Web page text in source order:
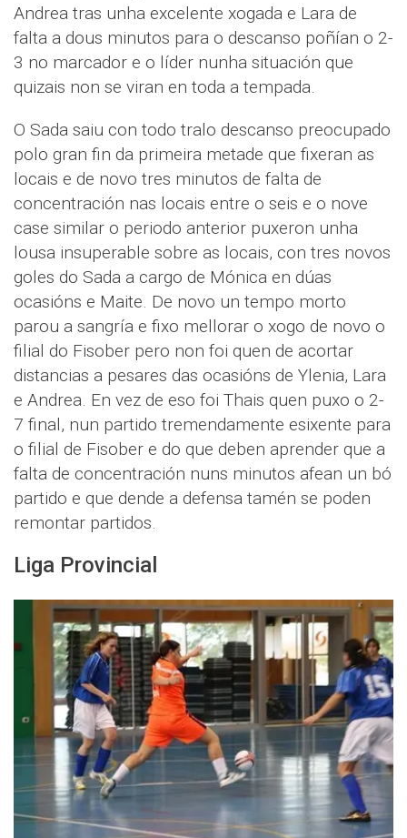
Andrea tras unha excelente xogada e Lara de
falta a dous minutos para o descanso poñían o 2-
3 no marcador e o líder nunha situación que
quizais non se viran en toda a tempada.
O Sada saiu con todo tralo descanso preocupado
polo gran fin da primeira metade que fixeran as
locais e de novo tres minutos de falta de
concentración nas locais entre o seis e o nove
case similar o periodo anterior puxeron unha
lousa insuperable sobre as locais, con tres novos
goles do Sada a cargo de Mónica en dúas
ocasións e Maite. De novo un tempo morto
parou a sangría e fixo mellorar o xogo de novo o
filial do Fisober pero non foi quen de acortar
distancias a pesares das ocasións de Ylenia, Lara
e Andrea. En vez de eso foi Thais quen puxo o 2-
7 final, nun partido tremendamente esixente para
o filial de Fisober e do que deben aprender que a
falta de concentración nuns minutos afean un bó
partido e que dende a defensa tamén se poden
remontar partidos.
Liga Provincial